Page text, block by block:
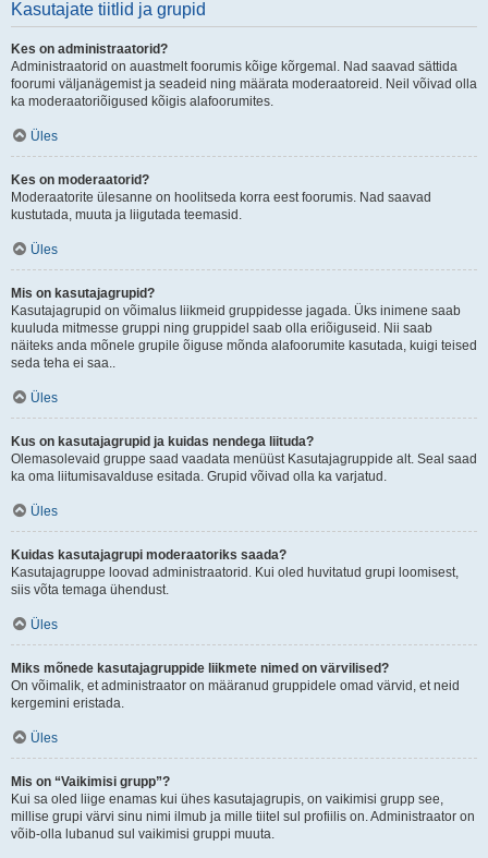
Kasutajate tiitlid ja grupid
Kes on administraatorid?
Administraatorid on auastmelt foorumis kõige kõrgemal. Nad saavad sättida
foorumi väljanägemist ja seadeid ning määrata moderaatoreid. Neil võivad olla
ka moderaatoriõigused kõigis alafoorumites.
Üles
Kes on moderaatorid?
Moderaatorite ülesanne on hoolitseda korra eest foorumis. Nad saavad
kustutada, muuta ja liigutada teemasid.
Üles
Mis on kasutajagrupid?
Kasutajagrupid on võimalus liikmeid gruppidesse jagada. Üks inimene saab
kuuluda mitmesse gruppi ning gruppidel saab olla eriõiguseid. Nii saab
näiteks anda mõnele grupile õiguse mõnda alafoorumite kasutada, kuigi teised
seda teha ei saa..
Üles
Kus on kasutajagrupid ja kuidas nendega liituda?
Olemasolevaid gruppe saad vaadata menüüst Kasutajagruppide alt. Seal saad
ka oma liitumisavalduse esitada. Grupid võivad olla ka varjatud.
Üles
Kuidas kasutajagrupi moderaatoriks saada?
Kasutajagruppe loovad administraatorid. Kui oled huvitatud grupi loomisest,
siis võta temaga ühendust.
Üles
Miks mõnede kasutajagruppide liikmete nimed on värvilised?
On võimalik, et administraator on määranud gruppidele omad värvid, et neid
kergemini eristada.
Üles
Mis on “Vaikimisi grupp”?
Kui sa oled liige enamas kui ühes kasutajagrupis, on vaikimisi grupp see,
millise grupi värvi sinu nimi ilmub ja mille tiitel sul profiilis on. Administraator on
võib-olla lubanud sul vaikimisi gruppi muuta.